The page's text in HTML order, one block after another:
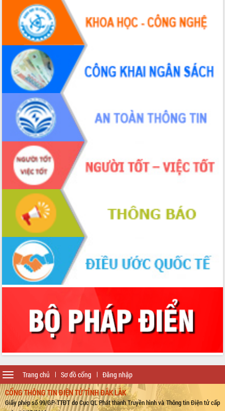
Trang chủ Sơ đồ cổng Đăng nhập
Toggle
navigation
CỔNG THÔNG TIN ĐIỆN TỬ TỈNH ĐẮK LẮK
Giấy phép số 99/GP-TTĐT do Cục QL Phát thanh Truyền hình và Thông tin Điện tử cấp